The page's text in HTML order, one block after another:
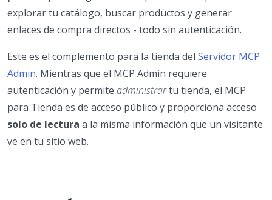
explorar tu catálogo, buscar productos y generar
enlaces de compra directos - todo sin autenticación.
Este es el complemento para la tienda del Servidor MCP
Admin. Mientras que el MCP Admin requiere
autenticación y permite administrartu tienda, el MCP
para Tienda es de acceso público y proporciona acceso
solo de lectura a la misma información que un visitante
ve en tu sitio web.